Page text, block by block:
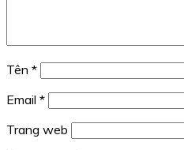
Tên *
Email *
Trang web